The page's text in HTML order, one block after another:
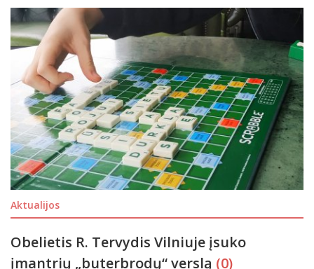
Aktualijos
Obelietis R. Tervydis Vilniuje įsuko
įmantrių „buterbrodų“ verslą (0)